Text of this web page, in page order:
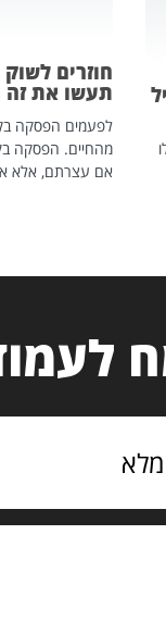
חוזרים
תעשו את זה
לפעמים הפסקה
מהחיים. הפסקה
אם עצרתם, אלא